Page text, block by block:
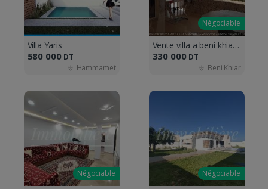
Villa Yaris
580 000 DT
Hammamet
Négociable
Vente villa a beni khiar plage
330 000 DT
Beni Khiar
Négociable Négociable